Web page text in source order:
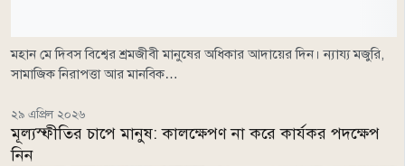
মহান মে দিবস বিশ্বের শ্রমজীবী মানুষের অধিকার আদায়ের দিন। ন্যায্য মজুরি,
সামাজিক নিরাপত্তা আর মানবিক…
২৯ এপ্রিল ২০২৬
মূল্যস্ফীতির চাপে মানুষ: কালক্ষেপণ না করে কার্যকর পদক্ষেপ
নিন